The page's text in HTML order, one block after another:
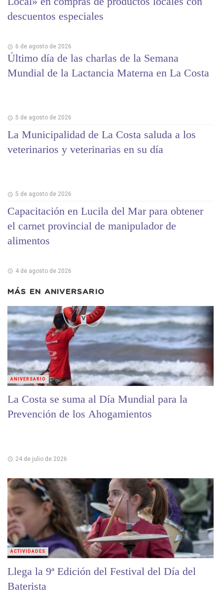
descuentos especiales
6 de agosto de 2026
Último día de las charlas de la Semana
Mundial de la Lactancia Materna en La Costa
5 de agosto de 2026
La Municipalidad de La Costa saluda a los
veterinarios y veterinarias en su día
5 de agosto de 2026
Capacitación en Lucila del Mar para obtener
el carnet provincial de manipulador de
alimentos
4 de agosto de 2026
MÁS EN ANIVERSARIO
La Costa se suma al Día Mundial para la
Prevención de los Ahogamientos
24 de julio de 2026
ANIVERSARIO
Llega la 9ª Edición del Festival del Día del
Baterista
ACTIVIDADES